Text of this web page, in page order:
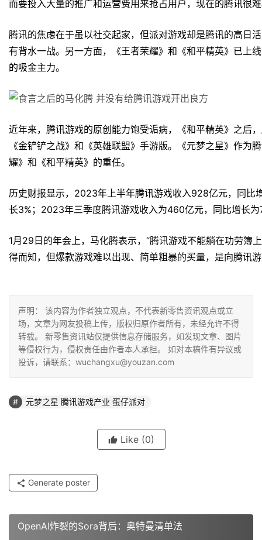
而要投入大量的推广和运营费用来抢占用户，现在的腾讯很
腾讯的焦虑在于虽以社交起家，但派对游戏却是腾讯的高日
有背水一战。另一方面，《王者荣耀》和《和平精英》已上
的吸金主力。
近年来，腾讯游戏的原创能力饱受诟病，《和平精英》之后
《金铲铲之战》和《英雄联盟》手游版。《元梦之星》作为
耀》和《和平精英》的重任。
历史财报显示，2023年上半年腾讯游戏收入928亿元，同比
长3%；2023年三季度腾讯游戏收入为460亿元，同比增长
1月29日的年会上，马化腾表示，“腾讯游戏不能躺在功劳簿
得而知，但爆款游戏难以出现、简单粗暴的买量，是向腾讯
声明： 该内容为作者独立观点，不代表新零售资讯观点或立
场，文章为网友投稿上传，版权归原作者所有，未经允许不得
转载。 新零售资讯站仅提供信息存储服务，如发现文章、图片
等侵权行为，侵权责任由作者本人承担。 如对本稿件有异议或
投诉，请联系：wuchangxu@youzan.com
元梦之星 腾讯游戏产业 蛋仔派对
Like (0)
Generate poster
OpenAI炸裂的Sora背后：奥特曼清单法